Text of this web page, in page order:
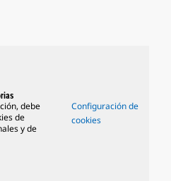
debe
de
y de
Configuración de
cookies